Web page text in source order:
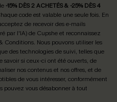
-15% DÈS 2 ACHETÉS & -25% DÈS 4
code est valable une seule fois. En
de recevoir des e-mails
par l'IA) de Cupshe et reconnaissez
Conditions. Nous pouvons utiliser les
des technologies de suivi, telles que
savoir si ceux-ci ont été ouverts, de
nos contenus et nos offres, et de
de vous intéresser, conformément
pouvez vous désabonner à tout